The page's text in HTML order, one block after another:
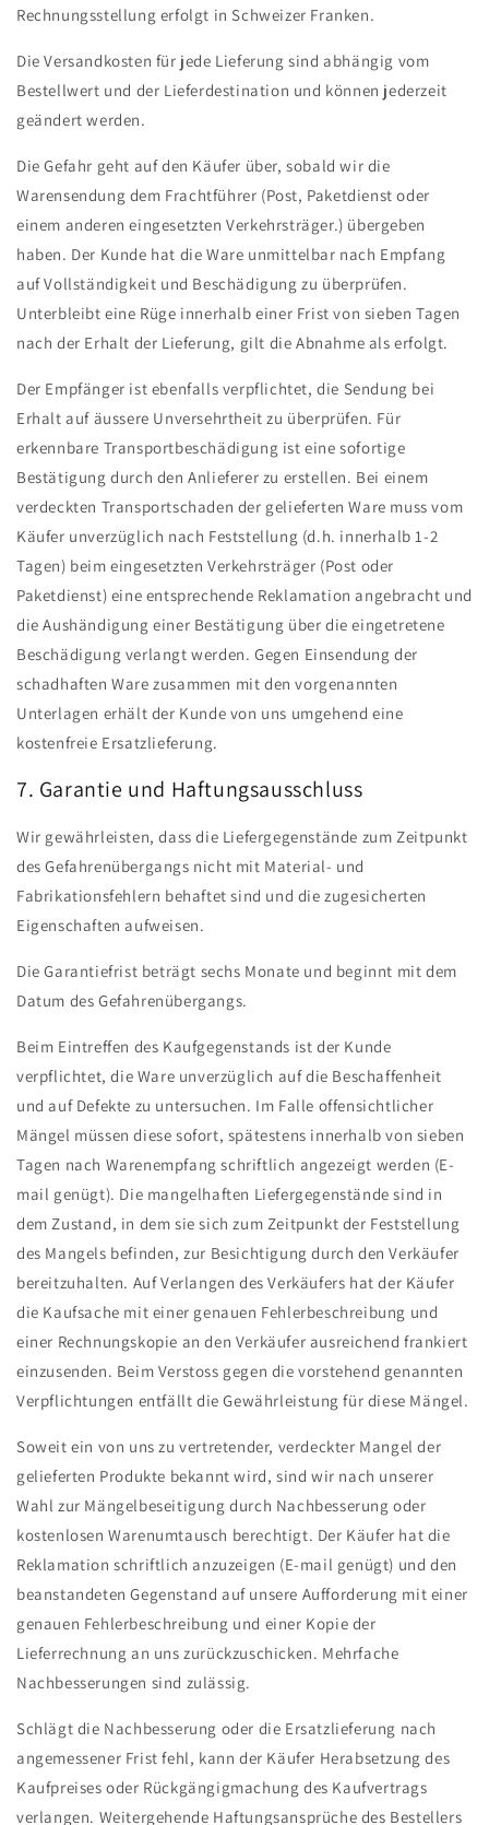
Rechnungsstellung erfolgt in Schweizer Franken.
Die Versandkosten für jede Lieferung sind abhängig vom
Bestellwert und der Lieferdestination und können jederzeit
geändert werden.
Die Gefahr geht auf den Käufer über, sobald wir die
Warensendung dem Frachtführer (Post, Paketdienst oder
einem anderen eingesetzten Verkehrsträger.) übergeben
haben. Der Kunde hat die Ware unmittelbar nach Empfang
auf Vollständigkeit und Beschädigung zu überprüfen.
Unterbleibt eine Rüge innerhalb einer Frist von sieben Tagen
nach der Erhalt der Lieferung, gilt die Abnahme als erfolgt.
Der Empfänger ist ebenfalls verpflichtet, die Sendung bei
Erhalt auf äussere Unversehrtheit zu überprüfen. Für
erkennbare Transportbeschädigung ist eine sofortige
Bestätigung durch den Anlieferer zu erstellen. Bei einem
verdeckten Transportschaden der gelieferten Ware muss vom
Käufer unverzüglich nach Feststellung (d.h. innerhalb 1-2
Tagen) beim eingesetzten Verkehrsträger (Post oder
Paketdienst) eine entsprechende Reklamation angebracht und
die Aushändigung einer Bestätigung über die eingetretene
Beschädigung verlangt werden. Gegen Einsendung der
schadhaften Ware zusammen mit den vorgenannten
Unterlagen erhält der Kunde von uns umgehend eine
kostenfreie Ersatzlieferung.
7. Garantie und Haftungsausschluss
Wir gewährleisten, dass die Liefergegenstände zum Zeitpunkt
des Gefahrenübergangs nicht mit Material- und
Fabrikationsfehlern behaftet sind und die zugesicherten
Eigenschaften aufweisen.
Die Garantiefrist beträgt sechs Monate und beginnt mit dem
Datum des Gefahrenübergangs.
Beim Eintreffen des Kaufgegenstands ist der Kunde
verpflichtet, die Ware unverzüglich auf die Beschaffenheit
und auf Defekte zu untersuchen. Im Falle offensichtlicher
Mängel müssen diese sofort, spätestens innerhalb von sieben
Tagen nach Warenempfang schriftlich angezeigt werden (E-
mail genügt). Die mangelhaften Liefergegenstände sind in
dem Zustand, in dem sie sich zum Zeitpunkt der Feststellung
des Mangels befinden, zur Besichtigung durch den Verkäufer
bereitzuhalten. Auf Verlangen des Verkäufers hat der Käufer
die Kaufsache mit einer genauen Fehlerbeschreibung und
einer Rechnungskopie an den Verkäufer ausreichend frankiert
einzusenden. Beim Verstoss gegen die vorstehend genannten
Verpflichtungen entfällt die Gewährleistung für diese Mängel.
Soweit ein von uns zu vertretender, verdeckter Mangel der
gelieferten Produkte bekannt wird, sind wir nach unserer
Wahl zur Mängelbeseitigung durch Nachbesserung oder
kostenlosen Warenumtausch berechtigt. Der Käufer hat die
Reklamation schriftlich anzuzeigen (E-mail genügt) und den
beanstandeten Gegenstand auf unsere Aufforderung mit einer
genauen Fehlerbeschreibung und einer Kopie der
Lieferrechnung an uns zurückzuschicken. Mehrfache
Nachbesserungen sind zulässig.
Schlägt die Nachbesserung oder die Ersatzlieferung nach
angemessener Frist fehl, kann der Käufer Herabsetzung des
Kaufpreises oder Rückgängigmachung des Kaufvertrags
verlangen. Weitergehende Haftungsansprüche des Bestellers